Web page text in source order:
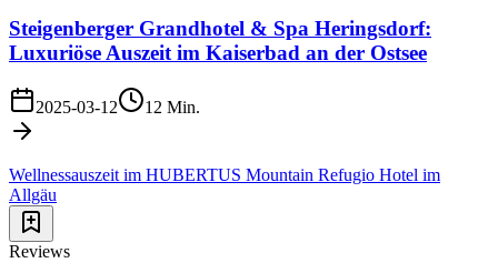
Steigenberger Grandhotel & Spa Heringsdorf:
Luxuriöse Auszeit im Kaiserbad an der Ostsee
2025-03-12 12 Min.
Wellnessauszeit im HUBERTUS Mountain Refugio Hotel im
Allgäu
Reviews